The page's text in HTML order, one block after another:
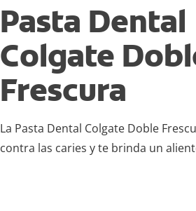
Pasta Dental
Colgate
Frescura
La Pasta Dental Colgate Doble
contra las caries y te brinda un